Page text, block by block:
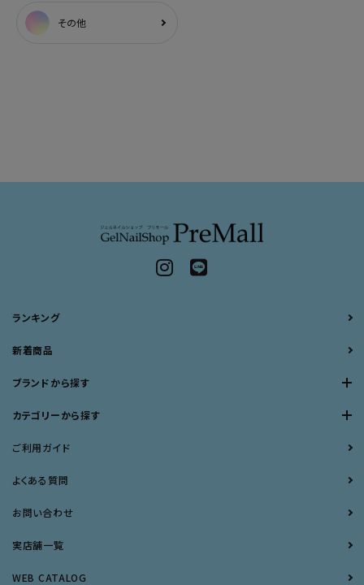
その他
ランキング
新着商品
ブランドから探す
カテゴリーから探す
ご利用ガイド
よくある質問
お問い合わせ
実店舗一覧
WEB CATALOG